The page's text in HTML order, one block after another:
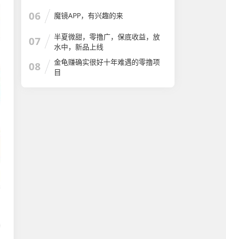
06 魔镜APP，有兴趣的来
07
半夏微甜，零撸广，保底收益，放
水中，新品上线
08
金龟赚确实很好十年难遇的零撸项
目